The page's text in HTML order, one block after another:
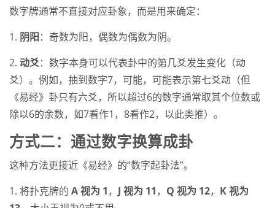
数字牌通常不直接对应卦象，而是用来确定：
1. 阴阳：奇数为阳，偶数为偶数为阴。
2. 动爻：数字本身可以代表卦中的第几爻发生变化（动
爻）。例如，抽到数字7，可能，可能表示第七爻动（但
《易经》卦只有六爻，所以超过6的数字通常取其个位数或
除以6的余数，如7看作1，8看作2，以此类推）。
方式二：通过数字换算成卦
这种方法更接近《易经》的“数字起卦法”。
1. 将扑克牌的 A 视为 1， J 视为 11， Q 视为 12， K 视为